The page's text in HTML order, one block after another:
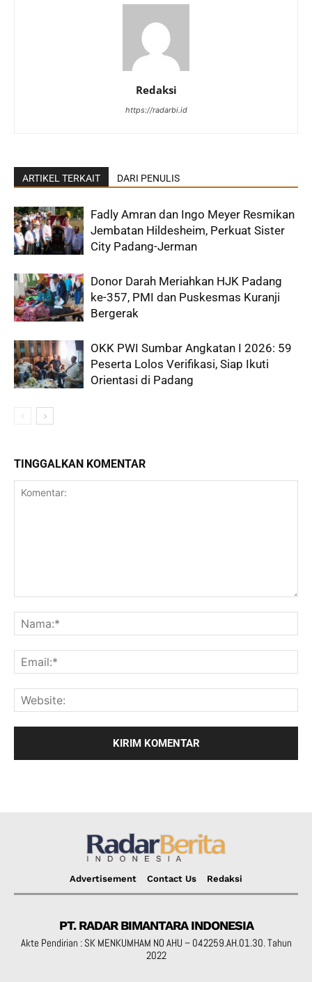
Redaksi
https://radarbi.id
ARTIKEL TERKAIT DARI PENULIS
Fadly Amran dan Ingo Meyer Resmikan
Jembatan Hildesheim, Perkuat Sister
City Padang-Jerman
Donor Darah Meriahkan HJK Padang
ke-357, PMI dan Puskesmas Kuranji
Bergerak
OKK PWI Sumbar Angkatan I 2026: 59
Peserta Lolos Verifikasi, Siap Ikuti
Orientasi di Padang
TINGGALKAN KOMENTAR
Advertisement Contact Us Redaksi
PT. RADAR BIMANTARA INDONESIA
Akte Pendirian : SK MENKUMHAM NO AHU – 042259.AH.01.30. Tahun
2022